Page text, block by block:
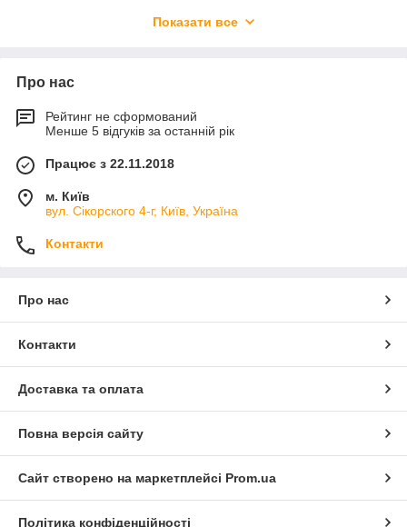
перевищувати 15 ° (за винятком датчика PHEK-L)
Використання відповідної проводки до
Проводка до вимірювального приладу повинна бути
максимально короткою
Використання відповідних вимірювальних пристроїв/
Калібрування за допомогою буферних розчинів для
якісного аналізу
Вибір типу електрода в залежності від області
Таблиця підбору датчика pH
Показати все
Про нас
Рейтинг не сформований
Менше 5 відгуків за останній рік
Працює з 22.11.2018
м. Київ
вул. Сікорского 4-г, Київ, Україна
Контакти
Про нас
Контакти
Доставка та оплата
Повна версія сайту
Сайт створено на маркетплейсі Prom.ua
Політика конфіденційності